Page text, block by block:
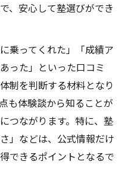
、安心して塾選びができ
乗ってくれた」「成績ア
った」といった口コミ
制を判断する材料となり
も体験談から知ることが
つながります。特に、塾
」などは、公式情報だけ
できるポイントとなるで